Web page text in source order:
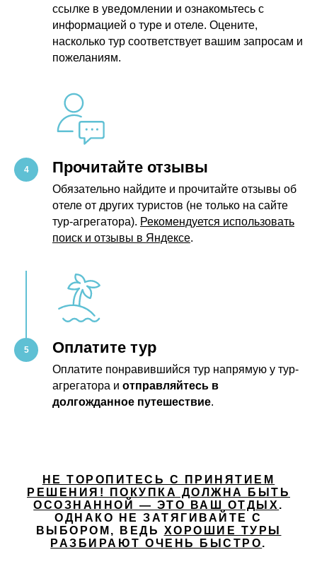
ссылке в уведомлении и ознакомьтесь с
информацией о туре и отеле. Оцените,
насколько тур соответствует вашим запросам и
пожеланиям.
Прочитайте отзывы
Обязательно найдите и прочитайте отзывы об
отеле от других туристов (не только на сайте
тур-агрегатора). Рекомендуется использовать
поиск и отзывы в Яндексе.
Оплатите тур
Оплатите понравившийся тур напрямую у тур-
агрегатора и отправляйтесь в
долгожданное путешествие.
НЕ ТОРОПИТЕСЬ С ПРИНЯТИЕМ
РЕШЕНИЯ! ПОКУПКА ДОЛЖНА БЫТЬ
ОСОЗНАННОЙ — ЭТО ВАШ ОТДЫХ .
ОДНАКО НЕ ЗАТЯГИВАЙТЕ С
ВЫБОРОМ, ВЕДЬ ХОРОШИЕ ТУРЫ
РАЗБИРАЮТ ОЧЕНЬ БЫСТРО.